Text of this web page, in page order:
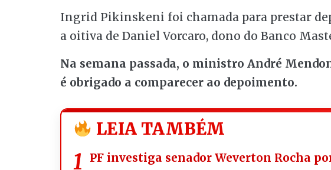
Ingrid Pikinskeni foi chamada para prestar
a oitiva de Daniel Vorcaro, dono do Banco
Na semana passada, o ministro André
é obrigado a comparecer ao depoimento.
LEIA TAMBÉM
PF investiga senador Weverton Rocha